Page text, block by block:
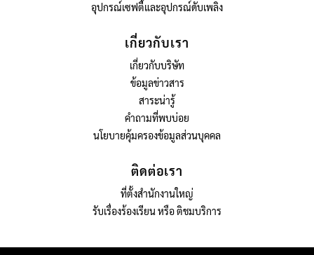
อุปกรณ์เซฟตี้และอุปกรณ์ดับเพลิง
เกี่ยวกับเรา
เกี่ยวกับบริษัท
ข้อมูลข่าวสาร
สาระน่ารู้
คำถามที่พบบ่อย
นโยบายคุ้มครองข้อมูลส่วนบุคคล
ติดต่อเรา
ที่ตั้งสำนักงานใหญ่
รับเรื่องร้องเรียน หรือ ติชมบริการ